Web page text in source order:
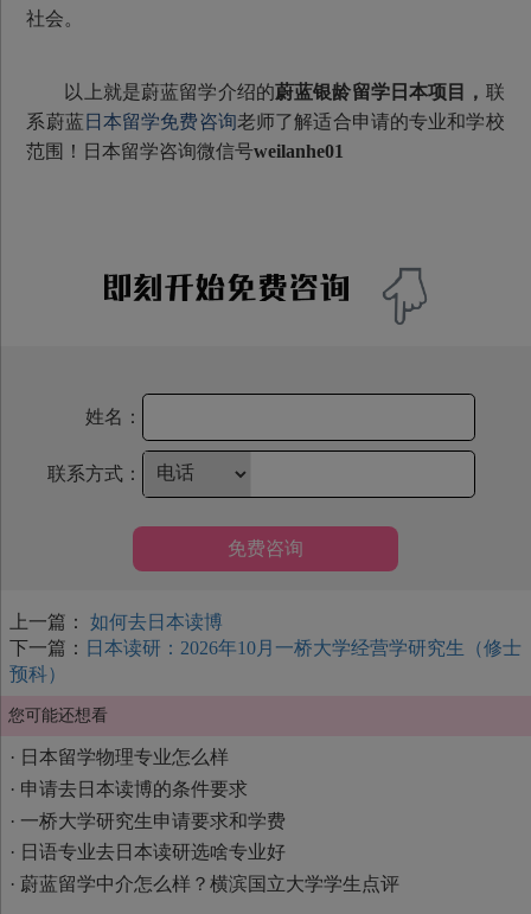
社会。
以上就是蔚蓝留学介绍的蔚蓝银龄留学日本项目 ， 联
系蔚蓝 日本留学免费咨询老师了解适合申请的专业和学校
范围！日本留学咨询微信号weilanhe01
姓名：
联系方式：
免费咨询
上一篇：
如何去日本读博
下一篇： 日本读研：2026年10月一桥大学经营学研究生（修士
预科）
您可能还想看
· 日本留学物理专业怎么样
· 申请去日本读博的条件要求
· 一桥大学研究生申请要求和学费
· 日语专业去日本读研选啥专业好
· 蔚蓝留学中介怎么样？横滨国立大学学生点评